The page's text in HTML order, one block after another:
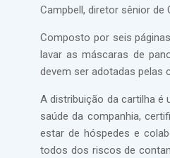
Campbell, diretor sênior de
Composto por seis
lavar as máscaras de
devem ser adotadas pelas
A distribuição da cartilha é
saúde da companhia,
estar de hóspedes e
todos dos riscos de